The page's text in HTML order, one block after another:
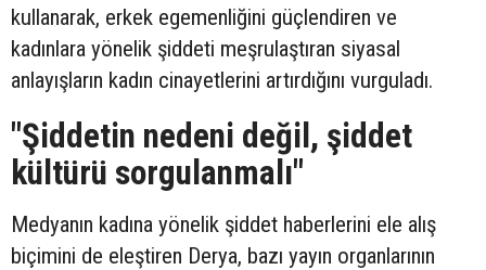
kullanarak, erkek egemenliğini güçlendiren ve
kadınlara yönelik şiddeti meşrulaştıran siyasal
anlayışların kadın cinayetlerini artırdığını vurguladı.
"Şiddetin nedeni değil, şiddet
kültürü sorgulanmalı"
Medyanın kadına yönelik şiddet haberlerini ele alış
biçimini de eleştiren Derya, bazı yayın organlarının